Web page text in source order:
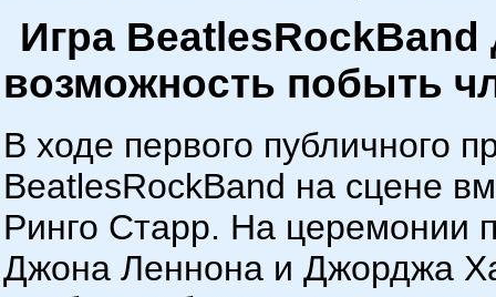
Игра
возможность побыть
В ходе первого публичного
BeatlesRockBand на сцене
Ринго Старр. На церемонии
Джона Леннона и Джорджа